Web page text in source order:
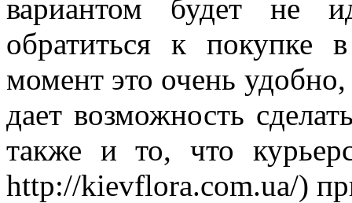
вариантом будет не
обратиться к
момент это очень
дает возможность
также и то, что
http://kievflora.com.ua/)